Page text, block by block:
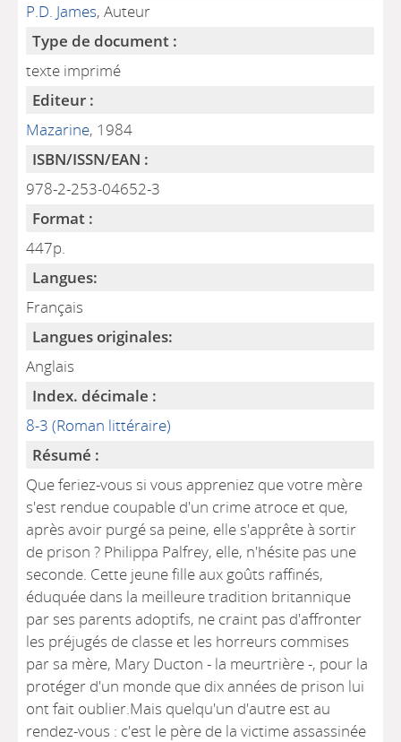
P.D. James, Auteur
Type de document :
texte imprimé
Editeur :
Mazarine, 1984
ISBN/ISSN/EAN :
978-2-253-04652-3
Format :
447p.
Langues:
Français
Langues originales:
Anglais
Index. décimale :
8-3 (Roman littéraire)
Résumé :
Que feriez-vous si vous appreniez que votre mère
s'est rendue coupable d'un crime atroce et que,
après avoir purgé sa peine, elle s'apprête à sortir
de prison ? Philippa Palfrey, elle, n'hésite pas une
seconde. Cette jeune fille aux goûts raffinés,
éduquée dans la meilleure tradition britannique
par ses parents adoptifs, ne craint pas d'affronter
les préjugés de classe et les horreurs commises
par sa mère, Mary Ducton - la meurtrière -, pour la
protéger d'un monde que dix années de prison lui
ont fait oublier.Mais quelqu'un d'autre est au
rendez-vous : c'est le père de la victime assassinée